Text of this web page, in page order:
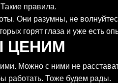
правила.
Они разумны, не
горят глаза и уже есть
ЦЕНИМ
Можно с ними не
работать. Тоже будем рады.